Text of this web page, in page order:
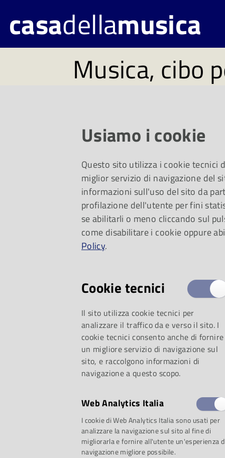
casadellamusica
Musica, cibo
Un viaggio da
Brown e per i più
dell’Opera.
Proposta 1:
Usiamo i cookie
Questo sito utilizza i cookie tecnici
miglior servizio di navigazione del
informazioni sull'uso del sito da
profilazione dell'utente per fini
se abilitarli o meno cliccando sul
come disabilitare i cookie oppure
Policy.
Cookie tecnici
Il sito utilizza cookie tecnici per
analizzare il traffico da e verso il sito. I
cookie tecnici consento anche di fornire
un migliore servizio di navigazione sul
sito, e raccolgono informazioni di
navigazione a questo scopo.
Web Analytics Italia
I cookie di Web Analytics Italia sono usati per
analizzare la navigazione sul sito al fine di
migliorarla e fornire all'utente un'esperienza
navigazione migliore possibile.